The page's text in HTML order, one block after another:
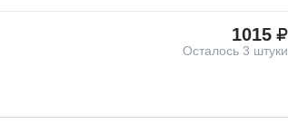
1015
Осталось 3 штуки